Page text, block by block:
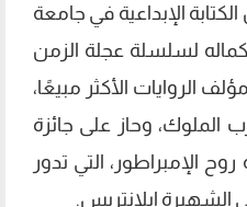
الإبداعية في جامعة
لسلسلة عجلة الزمن
الروايات الأكثر مبيعًا،
الملوك، وحاز على جائزة
عن رواية روح الإمبراطور، التي تدور
الشهيرة إيلانتريس.